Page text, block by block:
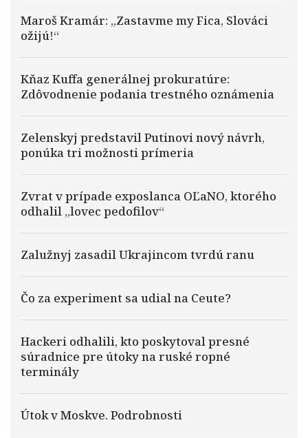
Maroš Kramár: „Zastavme my Fica, Slováci
ožijú!“
Kňaz Kuffa generálnej prokuratúre:
Zdôvodnenie podania trestného oznámenia
Zelenskyj predstavil Putinovi nový návrh,
ponúka tri možnosti prímeria
Zvrat v prípade exposlanca OĽaNO, ktorého
odhalil „lovec pedofilov“
Zalužnyj zasadil Ukrajincom tvrdú ranu
Čo za experiment sa udial na Ceute?
Hackeri odhalili, kto poskytoval presné
súradnice pre útoky na ruské ropné
terminály
Útok v Moskve. Podrobnosti